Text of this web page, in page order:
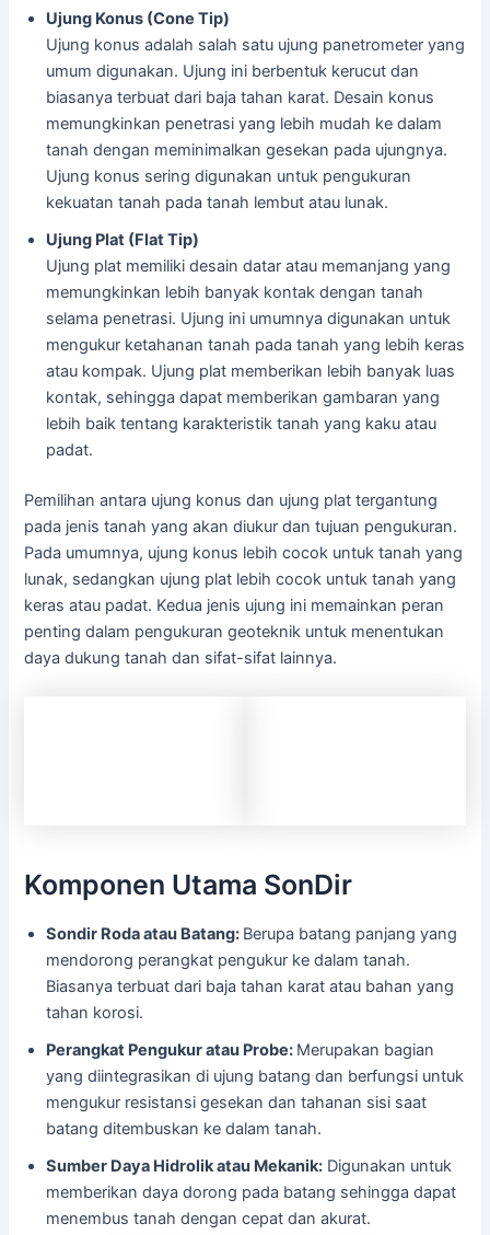
Ujung Konus (Cone Tip)
Ujung konus adalah salah satu ujung panetrometer yang
umum digunakan. Ujung ini berbentuk kerucut dan
biasanya terbuat dari baja tahan karat. Desain konus
memungkinkan penetrasi yang lebih mudah ke dalam
tanah dengan meminimalkan gesekan pada ujungnya.
Ujung konus sering digunakan untuk pengukuran
kekuatan tanah pada tanah lembut atau lunak.
Ujung Plat (Flat Tip)
Ujung plat memiliki desain datar atau memanjang yang
memungkinkan lebih banyak kontak dengan tanah
selama penetrasi. Ujung ini umumnya digunakan untuk
mengukur ketahanan tanah pada tanah yang lebih keras
atau kompak. Ujung plat memberikan lebih banyak luas
kontak, sehingga dapat memberikan gambaran yang
lebih baik tentang karakteristik tanah yang kaku atau
padat.
Pemilihan antara ujung konus dan ujung plat tergantung
pada jenis tanah yang akan diukur dan tujuan pengukuran.
Pada umumnya, ujung konus lebih cocok untuk tanah yang
lunak, sedangkan ujung plat lebih cocok untuk tanah yang
keras atau padat. Kedua jenis ujung ini memainkan peran
penting dalam pengukuran geoteknik untuk menentukan
daya dukung tanah dan sifat-sifat lainnya.
Komponen Utama SonDir
Sondir Roda atau Batang: Berupa batang panjang yang
mendorong perangkat pengukur ke dalam tanah.
Biasanya terbuat dari baja tahan karat atau bahan yang
tahan korosi.
Perangkat Pengukur atau Probe: Merupakan bagian
yang diintegrasikan di ujung batang dan berfungsi untuk
mengukur resistansi gesekan dan tahanan sisi saat
batang ditembuskan ke dalam tanah.
Sumber Daya Hidrolik atau Mekanik: Digunakan untuk
memberikan daya dorong pada batang sehingga dapat
menembus tanah dengan cepat dan akurat.